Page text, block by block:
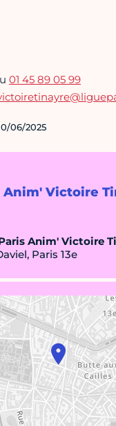
Anim' Victoire
Anim' Victoire
Paris 13e
01 45 89 05 99
06/2025